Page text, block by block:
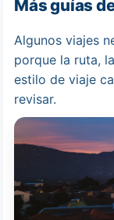
Más guías
Algunos viajes
porque la ruta,
estilo de viaje
revisar.